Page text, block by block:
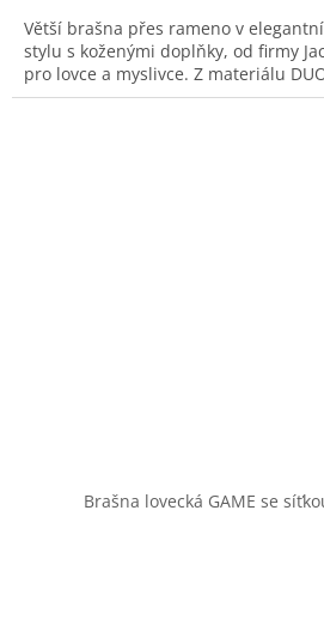
Větší brašna přes rameno v
stylu s koženými doplňky, od firmy
pro lovce a myslivce. Z materiálu
Brašna lovecká GAME se